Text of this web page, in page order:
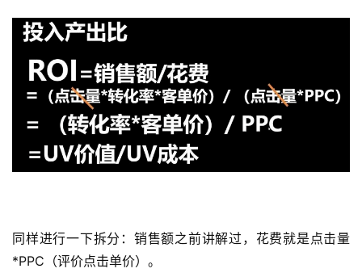
科
销
跨
航
同样进行一下拆分：销售额之前讲解过，花费就是点击量
*PPC（评价点击单价）。